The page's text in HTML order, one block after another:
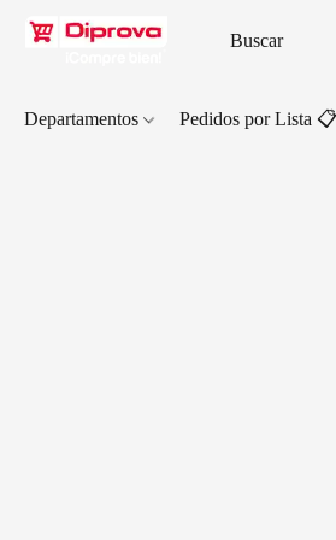
Departamentos Pedidos por Lista 📋